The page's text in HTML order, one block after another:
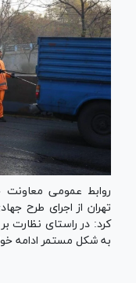
روابط عمومی
تهران از اجرای طرح
کرد: در راستای نظارت
به شکل مستمر ادامه